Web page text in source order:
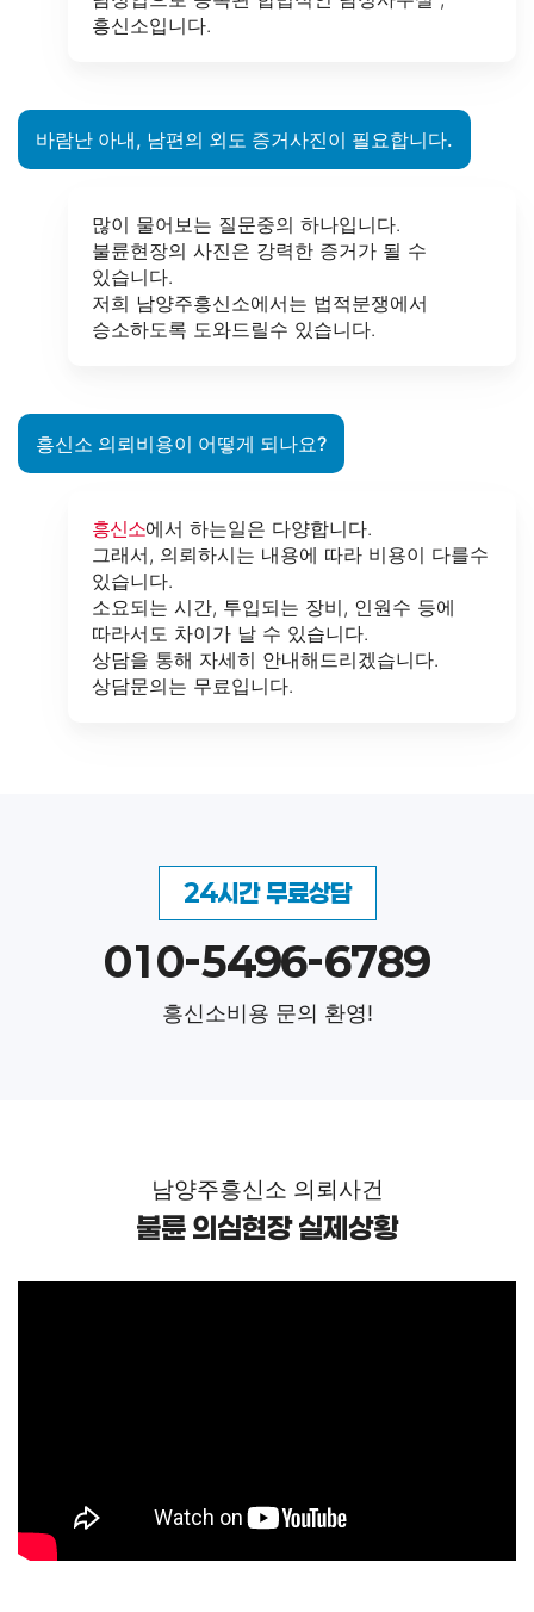
흥신소입니다.
바람난 아내, 남편의 외도 증거사진이 필요합니다.
많이 물어보는 질문중의 하나입니다.
불륜현장의 사진은 강력한 증거가 될 수
있습니다.
저희 남양주흥신소에서는 법적분쟁에서
승소하도록 도와드릴수 있습니다.
흥신소 의뢰비용이 어떻게 되나요?
흥신소에서 하는일은 다양합니다.
그래서, 의뢰하시는 내용에 따라 비용이 다를수
있습니다.
소요되는 시간, 투입되는 장비, 인원수 등에
따라서도 차이가 날 수 있습니다.
상담을 통해 자세히 안내해드리겠습니다.
상담문의는 무료입니다.
24시간 무료상담
010-5496-6789
흥신소비용 문의 환영!
남양주흥신소 의뢰사건
불륜 의심현장 실제상황